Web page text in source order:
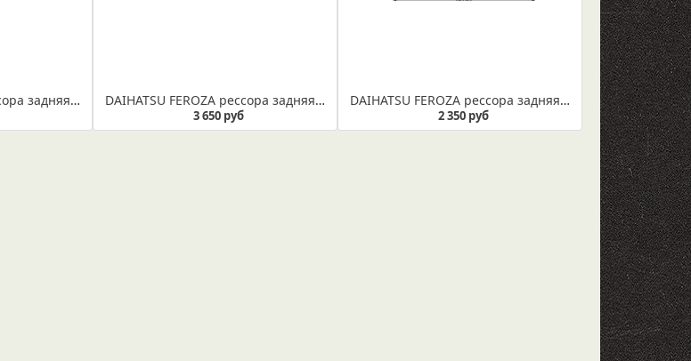
DAIHATSU FEROZA рессора задняя лист №1 (Арт. IR 29-26-01) DAIHATSU FEROZA рессора задняя лист №2 (Арт. IR 29-26-02)
3 650 руб
DAIHATSU FEROZA рессора задняя лист №4 (Арт. IR 29-26-04)
2 350 руб